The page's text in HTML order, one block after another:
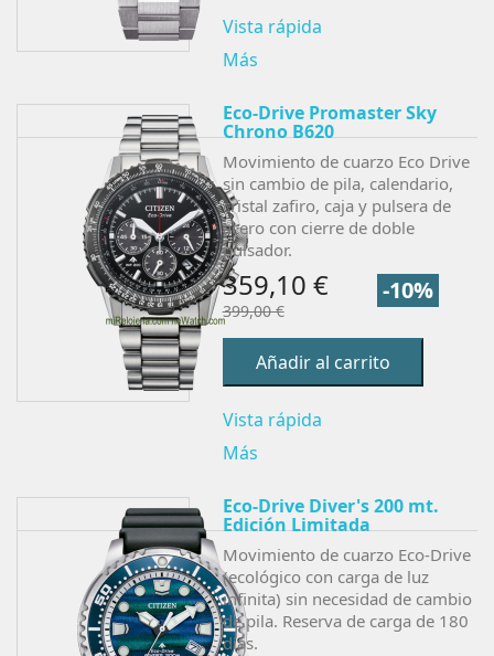
Vista rápida
Más
Eco-Drive Promaster Sky
Chrono B620
Movimiento de cuarzo Eco Drive
sin cambio de pila, calendario,
cristal zafiro, caja y pulsera de
acero con cierre de doble
pulsador.
359,10 € -10%
399,00 €
Añadir al carrito
Vista rápida
Más
Eco-Drive Diver's 200 mt.
Edición Limitada
Movimiento de cuarzo Eco-Drive
(ecológico con carga de luz
infinita) sin necesidad de cambio
de pila. Reserva de carga de 180
días.